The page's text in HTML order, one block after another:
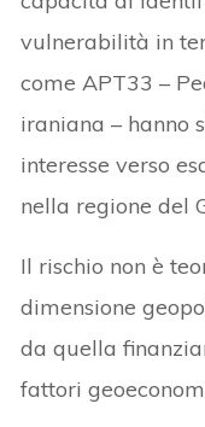
vulnerabilità in
come APT33 –
iraniana – hanno
interesse verso
nella regione del
Il rischio non è
dimensione
da quella
fattori